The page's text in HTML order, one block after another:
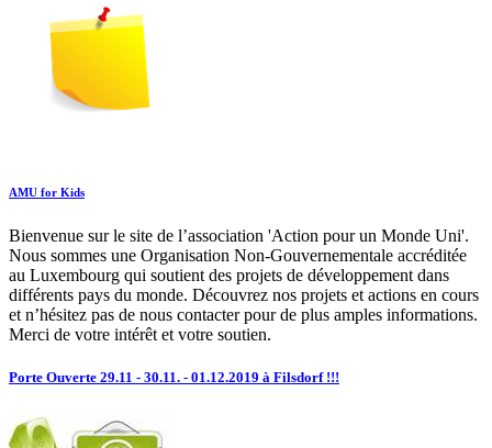
AMU for Kids
Bienvenue sur le site de l’association 'Action pour un Monde Uni'.
Nous sommes une Organisation Non-Gouvernementale accréditée
au Luxembourg qui soutient des projets de développement dans
différents pays du monde. Découvrez nos projets et actions en cours
et n’hésitez pas de nous contacter pour de plus amples informations.
Merci de votre intérêt et votre soutien.
Porte Ouverte 29.11 - 30.11. - 01.12.2019 à Filsdorf !!!